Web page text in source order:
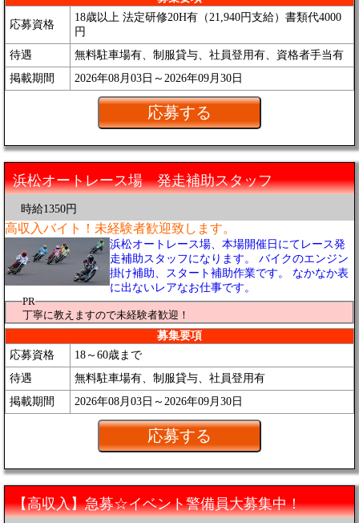
応募資格
18歳以上 法定研修20H有（21,940円支給）書類代4000
円
待遇
無料駐車場有、制服貸与、社員登用有、資格者手当有
掲載期間
2026年08月03日～2026年09月30日
浜松オートレース場 発走補助スタッフ
時給1350円
高収入バイト！未経験者歓迎致します。
浜松オートレース場、本場開催日にてレース発
走補助スタッフになります。 バイクのエンジン
掛け補助、スタート補助作業です。 なかなか表
に出ないレアなお仕事です。
PR
丁寧に教えますので未経験者歓迎！
募集要項
応募資格
18～60歳まで
待遇
無料駐車場有、制服貸与、社員登用有
掲載期間
2026年08月03日～2026年09月30日
【高収入】急募☆イベント警備員大募集中！